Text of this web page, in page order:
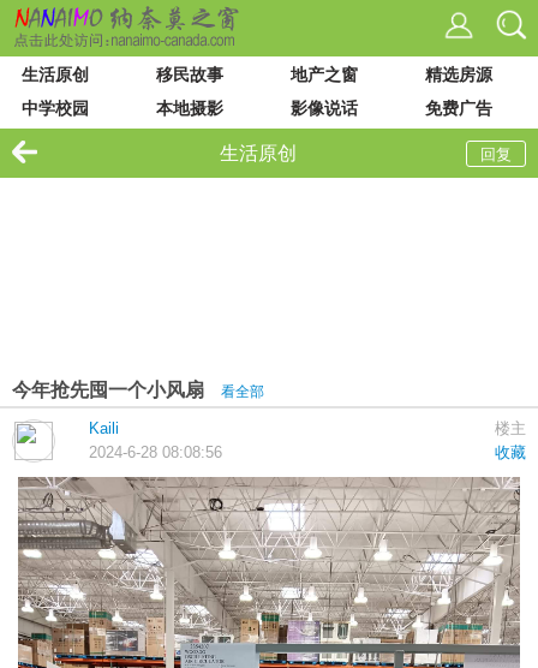
生活原创 移民故事 地产之窗
精选房源
中学校园
本地摄影 影像说话
免费广告
VIU 大学
站内搜索
回复
生活原创
今年抢先囤一个小风扇 看全部
楼主
Kaili
收藏
2024-6-28 08:08:56